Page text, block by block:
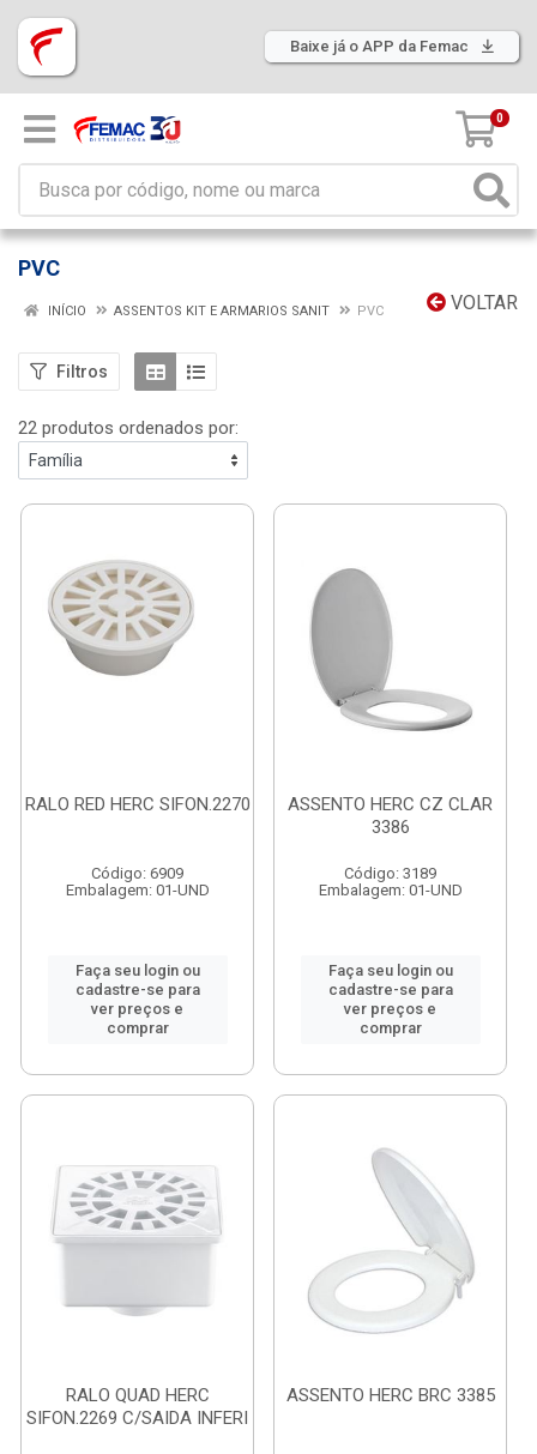
Baixe já o APP da Femac
0
PVC
VOLTAR
INÍCIO ASSENTOS KIT E ARMARIOS SANIT PVC
Filtros
22 produtos ordenados por:
RALO RED HERC SIFON.2270
Código: 6909
Embalagem: 01-UND
Faça seu login ou
cadastre-se para
ver preços e
comprar
ASSENTO HERC CZ CLAR
3386
Código: 3189
Embalagem: 01-UND
Faça seu login ou
cadastre-se para
ver preços e
comprar
RALO QUAD HERC
SIFON.2269 C/SAIDA INFERI
ASSENTO HERC BRC 3385